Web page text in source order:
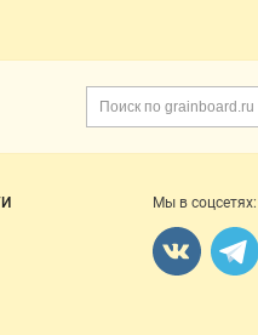
Мы в соцсетях: